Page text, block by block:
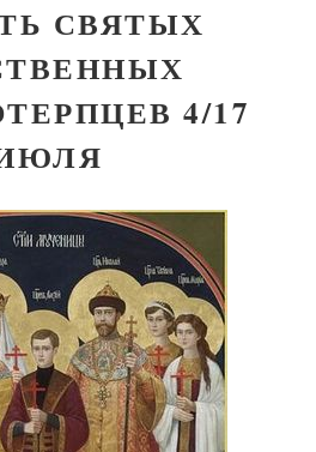
СВЯТЫХ
4/17